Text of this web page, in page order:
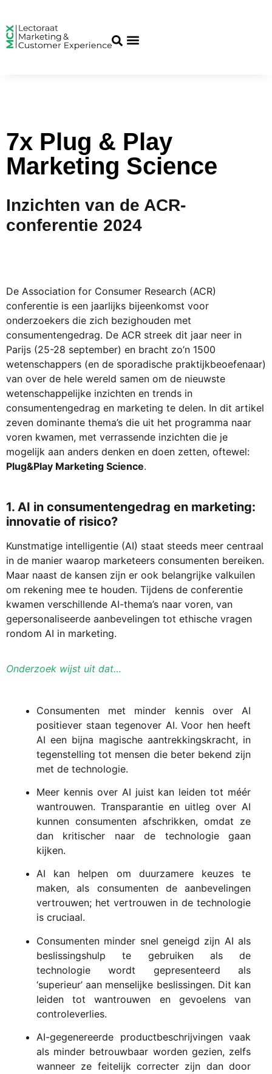
7x Plug & Play
Marketing Science
Inzichten van de ACR-
conferentie 2024
De Association for Consumer Research (ACR)
conferentie is een jaarlijks bijeenkomst voor
onderzoekers die zich bezighouden met
consumentengedrag. De ACR streek dit jaar neer in
Parijs (25-28 september) en bracht zo’n 1500
wetenschappers (en de sporadische praktijkbeoefenaar)
van over de hele wereld samen om de nieuwste
wetenschappelijke inzichten en trends in
consumentengedrag en marketing te delen. In dit artikel
zeven dominante thema’s die uit het programma naar
voren kwamen, met verrassende inzichten die je
mogelijk aan anders denken en doen zetten, oftewel:
Plug&Play Marketing Science.
1. AI in consumentengedrag en marketing:
innovatie of risico?
Kunstmatige intelligentie (AI) staat steeds meer centraal
in de manier waarop marketeers consumenten bereiken.
Maar naast de kansen zijn er ook belangrijke valkuilen
om rekening mee te houden. Tijdens de conferentie
kwamen verschillende AI-thema’s naar voren, van
gepersonaliseerde aanbevelingen tot ethische vragen
rondom AI in marketing.
Onderzoek wijst uit dat…
Consumenten met minder kennis over AI
positiever staan tegenover AI. Voor hen heeft
AI een bijna magische aantrekkingskracht, in
tegenstelling tot mensen die beter bekend zijn
met de technologie.
Meer kennis over AI juist kan leiden tot méér
wantrouwen. Transparantie en uitleg over AI
kunnen consumenten afschrikken, omdat ze
dan kritischer naar de technologie gaan
kijken.
AI kan helpen om duurzamere keuzes te
maken, als consumenten de aanbevelingen
vertrouwen; het vertrouwen in de technologie
is cruciaal.
Consumenten minder snel geneigd zijn AI als
beslissingshulp te gebruiken als de
technologie wordt gepresenteerd als
‘superieur’ aan menselijke beslissingen. Dit kan
leiden tot wantrouwen en gevoelens van
controleverlies.
AI-gegenereerde productbeschrijvingen vaak
als minder betrouwbaar worden gezien, zelfs
wanneer ze feitelijk correcter zijn dan door